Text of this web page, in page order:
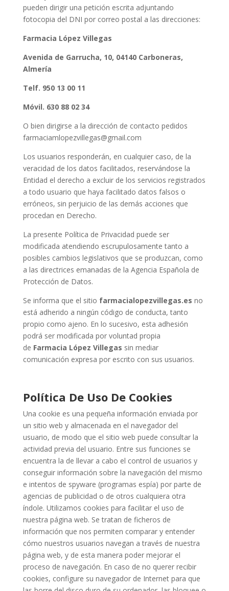
pueden dirigir una petición escrita adjuntando
fotocopia del DNI por correo postal a las direcciones:
Farmacia López Villegas
Avenida de Garrucha, 10, 04140 Carboneras,
Almería
Telf. 950 13 00 11
Móvil. 630 88 02 34
O bien dirigirse a la dirección de contacto pedidos
farmaciamlopezvillegas@gmail.com
Los usuarios responderán, en cualquier caso, de la
veracidad de los datos facilitados, reservándose la
Entidad el derecho a excluir de los servicios registrados
a todo usuario que haya facilitado datos falsos o
erróneos, sin perjuicio de las demás acciones que
procedan en Derecho.
La presente Política de Privacidad puede ser
modificada atendiendo escrupulosamente tanto a
posibles cambios legislativos que se produzcan, como
a las directrices emanadas de la Agencia Española de
Protección de Datos.
Se informa que el sitio farmacialopezvillegas.es no
está adherido a ningún código de conducta, tanto
propio como ajeno. En lo sucesivo, esta adhesión
podrá ser modificada por voluntad propia
de Farmacia López Villegas sin mediar
comunicación expresa por escrito con sus usuarios.
Política De Uso De Cookies
Una cookie es una pequeña información enviada por
un sitio web y almacenada en el navegador del
usuario, de modo que el sitio web puede consultar la
actividad previa del usuario. Entre sus funciones se
encuentra la de llevar a cabo el control de usuarios y
conseguir información sobre la navegación del mismo
e intentos de spyware (programas espía) por parte de
agencias de publicidad o de otros cualquiera otra
índole. Utilizamos cookies para facilitar el uso de
nuestra página web. Se tratan de ficheros de
información que nos permiten comparar y entender
cómo nuestros usuarios navegan a través de nuestra
página web, y de esta manera poder mejorar el
proceso de navegación. En caso de no querer recibir
cookies, configure su navegador de Internet para que